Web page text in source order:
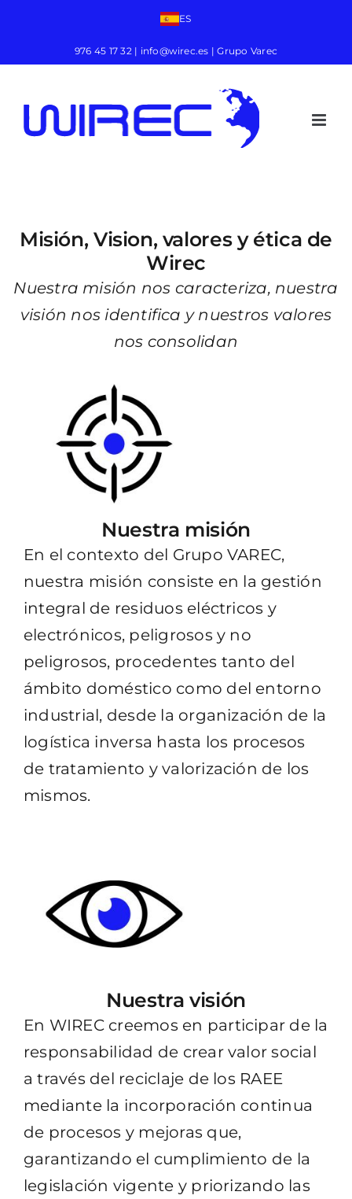
ES
976 45 17 32| info@wirec.es | Grupo Varec
Misión, Vision, valores y ética de
Wirec
Nuestra misión nos caracteriza, nuestra
visión nos identifica y nuestros valores
nos consolidan
Nuestra misión
En el contexto del Grupo VAREC,
nuestra misión consiste en la gestión
integral de residuos eléctricos y
electrónicos, peligrosos y no
peligrosos, procedentes tanto del
ámbito doméstico como del entorno
industrial, desde la organización de la
logística inversa hasta los procesos
de tratamiento y valorización de los
mismos.
Nuestra visión
En WIREC creemos en participar de la
responsabilidad de crear valor social
a través del reciclaje de los RAEE
mediante la incorporación continua
de procesos y mejoras que,
garantizando el cumplimiento de la
legislación vigente y priorizando las